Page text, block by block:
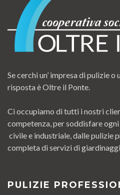
Se cerchi un’ impresa di pulizie o
risposta è Oltre il Ponte.
Ci occupiamo di tutti i nostri
competenza, per soddisfare
civile e industriale, dalle pulizie
completa di servizi di
PULIZIE